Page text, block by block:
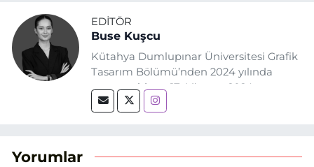
EDITÖR
Buse Kuşcu
Kütahya Dumlupınar Üniversitesi Grafik
Tasarım Bölümü’nden 2024 yılında
mezun oldum. 17 Ağustos 2024
tarihinde, Grafik Tasarım alanında staj
Yorumlar